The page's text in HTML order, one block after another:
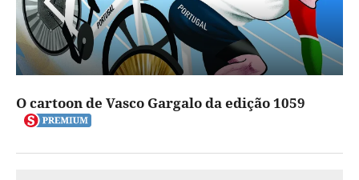
O cartoon de Vasco Gargalo da edição 1059